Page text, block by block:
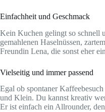
Einfachheit und Geschmack
Kein Kuchen gelingt so schnell
gemahlenen Haselnüssen,
Freundin Lena, die sonst eher
Vielseitig und immer passend
Egal ob spontaner
und Klein. Du kannst kreativ
Er ist einfach ein Allrounder,